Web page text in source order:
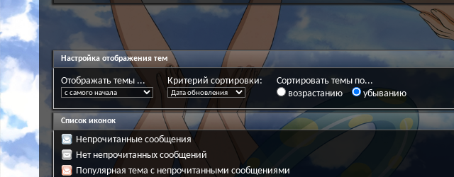
Настройка отображения тем
Отображать темы ... Критерий сортировки:
Сортировать темы по...
возрастанию
убыванию
Список иконок
Непрочитанные сообщения
Нет непрочитанных сообщений
Популярная тема с непрочитанными сообщениями